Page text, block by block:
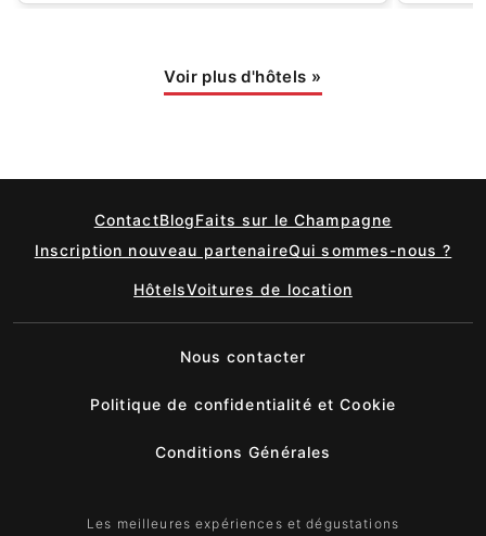
Voir plus d'hôtels »
ContactBlogFaits sur le Champagne
Inscription nouveau partenaireQui sommes-nous ?
HôtelsVoitures de location
Nous contacter
Politique de confidentialité et Cookie
Conditions Générales
Les meilleures expériences et dégustations